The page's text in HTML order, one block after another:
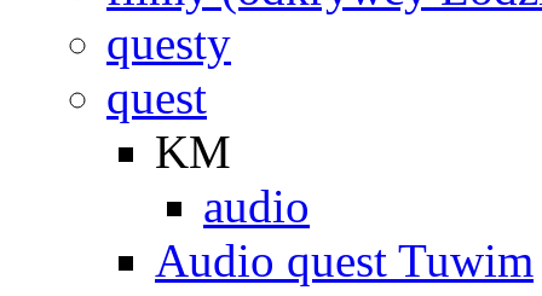
questy
quest
KM
audio
Audio quest Tuwim